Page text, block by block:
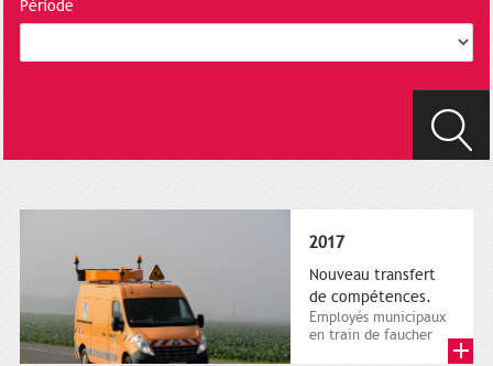
Période
2017
Nouveau transfert
de compétences.
Employés municipaux
en train de faucher